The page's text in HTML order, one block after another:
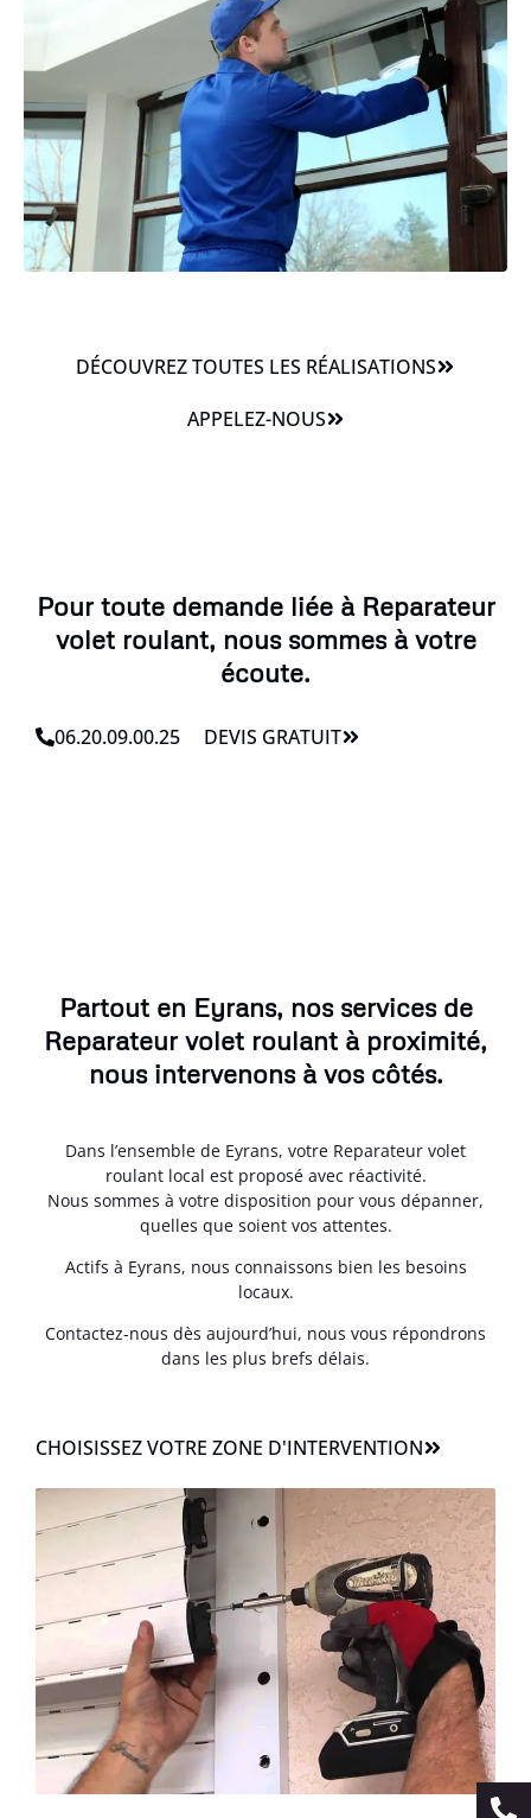
DÉCOUVREZ TOUTES LES RÉALISATIONS
APPELEZ-NOUS
Pour toute demande liée à Reparateur
volet roulant, nous sommes à votre
écoute.
06.20.09.00.25 DEVIS GRATUIT
Partout en Eyrans, nos services de
Reparateur volet roulant à proximité,
nous intervenons à vos côtés.
Dans l’ensemble de Eyrans, votre Reparateur volet
roulant local est proposé avec réactivité.
Nous sommes à votre disposition pour vous dépanner,
quelles que soient vos attentes.
Actifs à Eyrans, nous connaissons bien les besoins
locaux.
Contactez-nous dès aujourd’hui, nous vous répondrons
dans les plus brefs délais.
CHOISISSEZ VOTRE ZONE D'INTERVENTION